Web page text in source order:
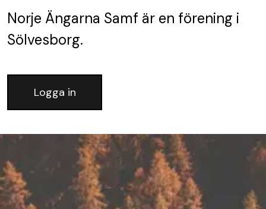
Norje Ängarna Samf är en förening i
Sölvesborg.
Logga in